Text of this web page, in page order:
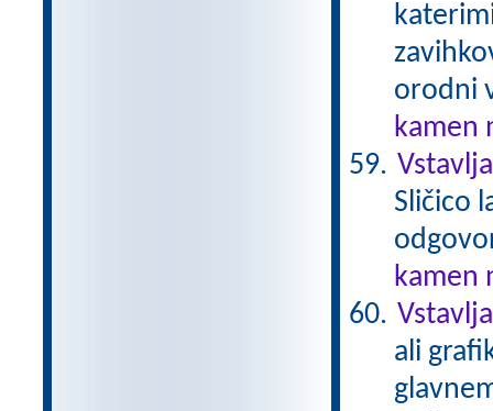
orodni
kamen
Sličico
kamen
ali